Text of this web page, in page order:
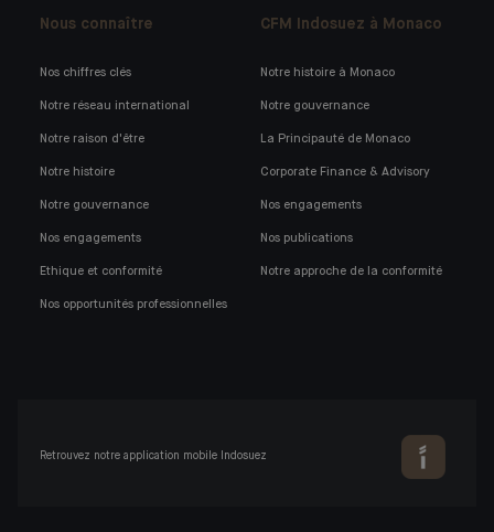
Nous connaître
Nos chiffres clés
Notre réseau international
Notre raison d'être
Notre histoire
Notre gouvernance
Nos engagements
Ethique et conformité
Nos opportunités professionnelles
CFM Indosuez à Monaco
Notre histoire à Monaco
Notre gouvernance
La Principauté de Monaco
Corporate Finance & Advisory
Nos engagements
Nos publications
Notre approche de la conformité
Retrouvez notre application mobile Indosuez